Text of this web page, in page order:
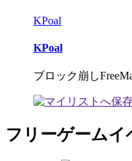
KPoal
KPoal
ブロック崩し
フリーゲームイ